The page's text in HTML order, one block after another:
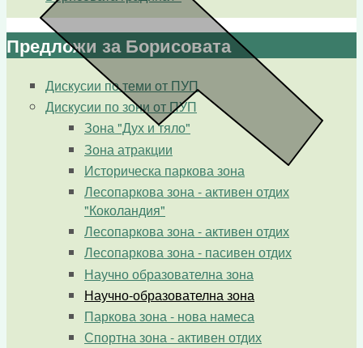
Предложи за Борисовата
Дискусии по теми от ПУП
Дискусии по зони от ПУП
Зона "Дух и тяло"
Зона атракции
Историческа паркова зона
Лесопаркова зона - активен отдих
"Коколандия"
Лесопаркова зона - активен отдих
Лесопаркова зона - пасивен отдих
Научно образователна зона
Научно-образователна зона
Паркова зона - нова намеса
Спортна зона - активен отдих